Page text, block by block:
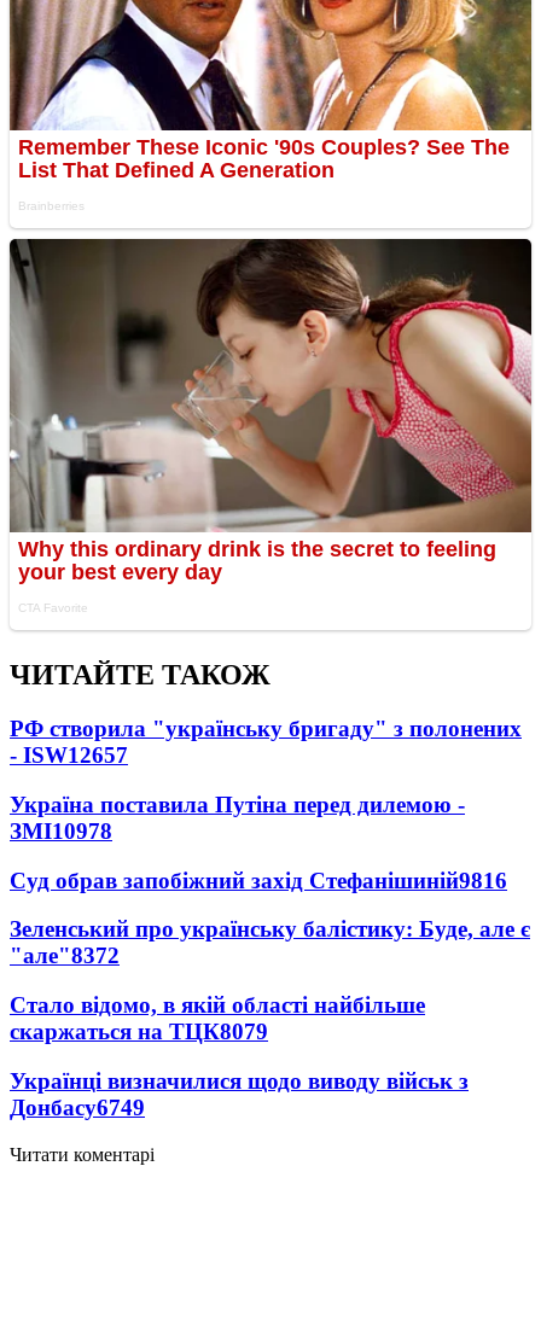
ЧИТАЙТЕ ТАКОЖ
РФ створила "українську бригаду" з полонених
- ISW12657
Україна поставила Путіна перед дилемою -
ЗМІ10978
Суд обрав запобіжний захід Стефанішиній9816
Зеленський про українську балістику: Буде, але є
"але"8372
Стало відомо, в якій області найбільше
скаржаться на ТЦК8079
Українці визначилися щодо виводу військ з
Донбасу6749
Читати коментарі